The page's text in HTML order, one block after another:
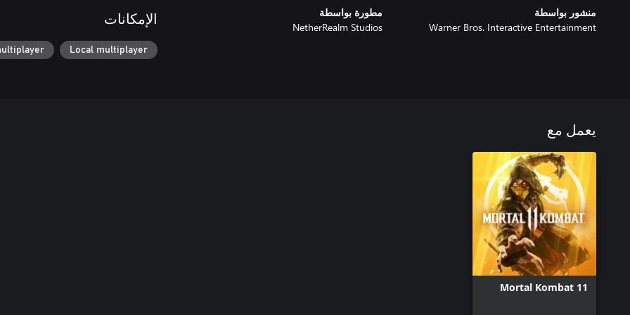
منشور بواسطة
Warner Bros. Interactive Entertainment
مطورة بواسطة
NetherRealm Studios الإمكانات
Local multiplayer
يعمل مع
Mortal Kombat 11